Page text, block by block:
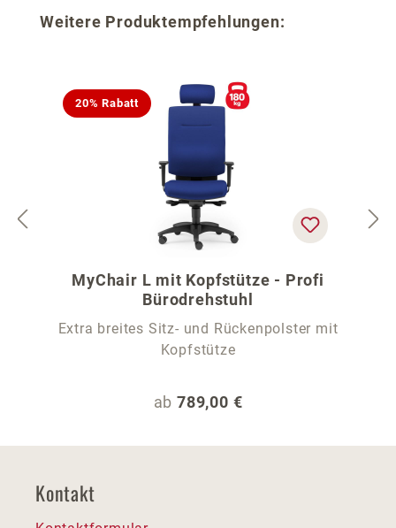
Produktgalerie überspringen
Weitere Produktempfehlungen:
20% Rabatt
MyChair L mit Kopfstütze - Profi
Bürodrehstuhl
Extra breites Sitz- und Rückenpolster mit
Kopfstütze
Regulärer Preis:
ab 789,00 €
Kontakt